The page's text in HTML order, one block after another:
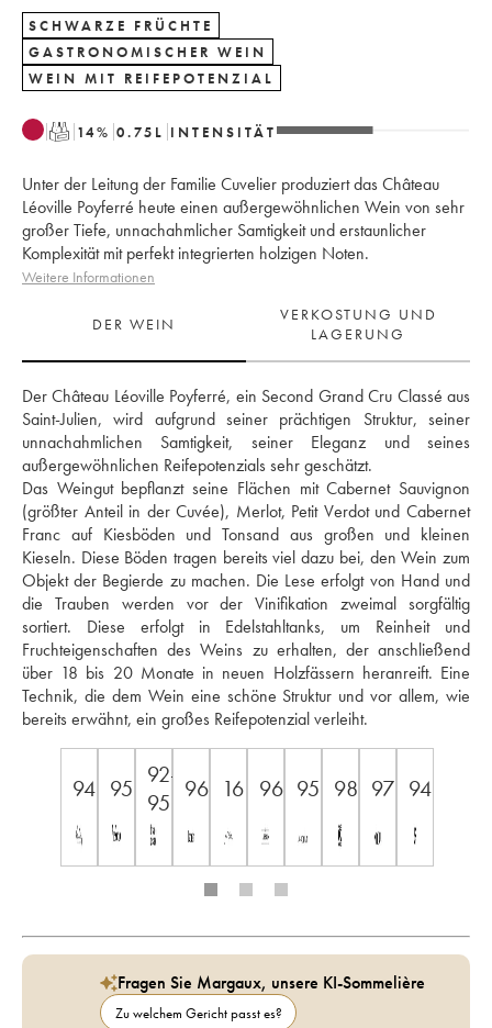
SCHWARZE FRÜCHTE
GASTRONOMISCHER WEIN
WEIN MIT REIFEPOTENZIAL
T 14% 0.75 L INTENSITÄT
Unter der Leitung der Familie Cuvelier produziert das Château
Léoville Poyferré heute einen außergewöhnlichen Wein von sehr
großer Tiefe, unnachahmlicher Samtigkeit und erstaunlicher
Komplexität mit perfekt integrierten holzigen Noten.
Weitere Informationen
DER WEIN
VERKOSTUNG UND
LAGERUNG
Der Château Léoville Poyferré, ein Second Grand Cru Classé aus
Saint-Julien, wird aufgrund seiner prächtigen Struktur, seiner
unnachahmlichen Samtigkeit, seiner Eleganz und seines
außergewöhnlichen Reifepotenzials sehr geschätzt.
Das Weingut bepflanzt seine Flächen mit Cabernet Sauvignon
(größter Anteil in der Cuvée), Merlot, Petit Verdot und Cabernet
Franc auf Kiesböden und Tonsand aus großen und kleinen
Kieseln. Diese Böden tragen bereits viel dazu bei, den Wein zum
Objekt der Begierde zu machen. Die Lese erfolgt von Hand und
die Trauben werden vor der Vinifikation zweimal sorgfältig
sortiert. Diese erfolgt in Edelstahltanks, um Reinheit und
Fruchteigenschaften des Weins zu erhalten, der anschließend
über 18 bis 20 Monate in neuen Holzfässern heranreift. Eine
Technik, die dem Wein eine schöne Struktur und vor allem, wie
bereits erwähnt, ein großes Reifepotenzial verleiht.
94 95 92-
95 96 16 96 95 98 97 94
Fragen Sie Margaux, unsere KI-Sommelière
Zu welchem Gericht passt es?